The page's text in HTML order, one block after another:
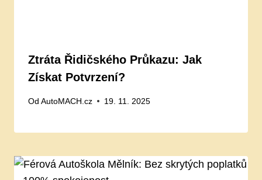
Ztráta Řidičského Průkazu: Jak
Získat Potvrzení?
Od AutoMACH.cz 19. 11. 2025